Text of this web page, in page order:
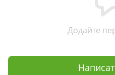
Додайте